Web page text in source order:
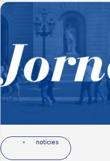
notícies